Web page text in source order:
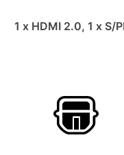
1 x HDMI 2.0, 1 x S/